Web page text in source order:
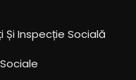
Și Inspecție Socială